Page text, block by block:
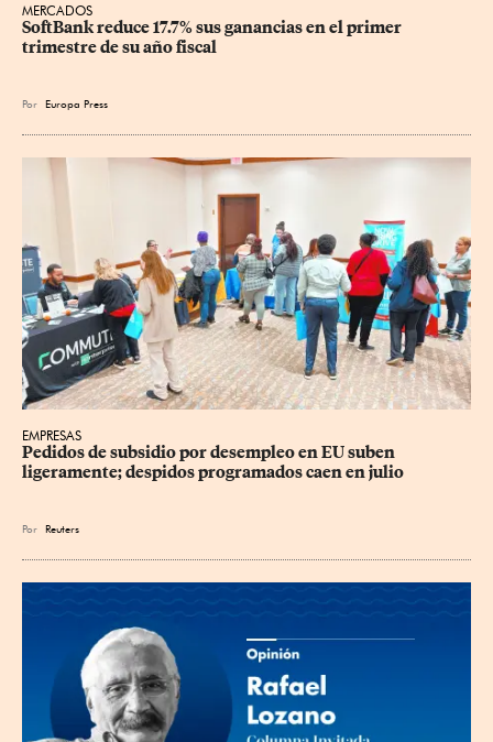
MERCADOS
SoftBank reduce 17.7% sus ganancias en el primer
trimestre de su año fiscal
Por Europa Press
EMPRESAS
Pedidos de subsidio por desempleo en EU suben
ligeramente; despidos programados caen en julio
Por Reuters